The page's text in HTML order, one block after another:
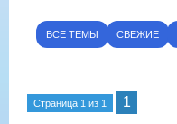
ВСЕ ТЕМЫ СВЕЖИЕ
Страница 1 из 1 1